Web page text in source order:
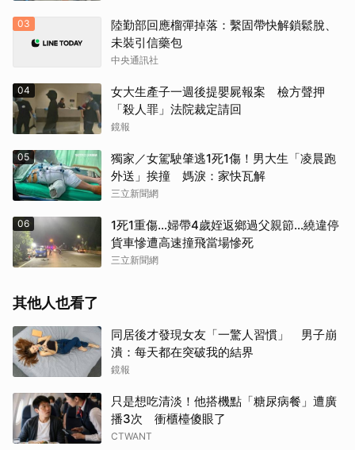
03
陸勤部回應榴彈掉落：繫固帶快解鎖鬆脫、
未裝引信藥包
中央通訊社
04
女大生產子一週後提嬰屍報案 檢方聲押
「殺人罪」法院裁定請回
鏡報
05
獨家／女駕駛肇逃1死1傷！男大生「凌晨跑
外送」挨撞 媽淚：家快瓦解
三立新聞網
06
1死1重傷…婦帶4歲姪返鄉過父親節…繞違停
貨車慘遭高速撞飛當場慘死
三立新聞網
其他人也看了
同居後才發現女友「一驚人習慣」 男子崩
潰：每天都在突破我的結界
鏡報
只是想吃清淡！他搭機點「糖尿病餐」遭廣
播3次 衝櫃檯傻眼了
CTWANT